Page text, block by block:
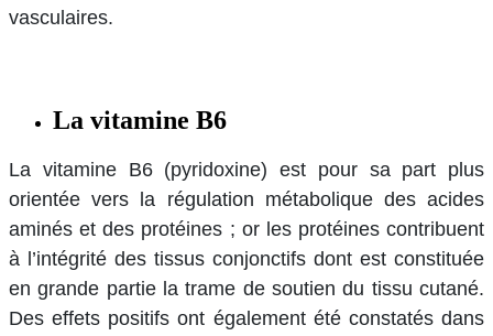
vasculaires.
La vitamine B6
La vitamine B6 (pyridoxine) est pour sa part plus
orientée vers la régulation métabolique des acides
aminés et des protéines ; or les protéines contribuent
à l’intégrité des tissus conjonctifs dont est constituée
en grande partie la trame de soutien du tissu cutané.
Des effets positifs ont également été constatés dans